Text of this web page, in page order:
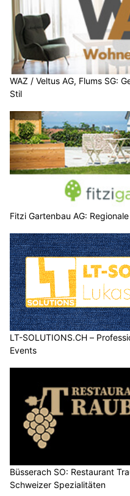
WAZ / Veltus AG, Flums SG:
Stil
Fitzi Gartenbau AG:
LT-SOLUTIONS.CH –
Events
Büsserach SO: Restaurant
Schweizer Spezialitäten